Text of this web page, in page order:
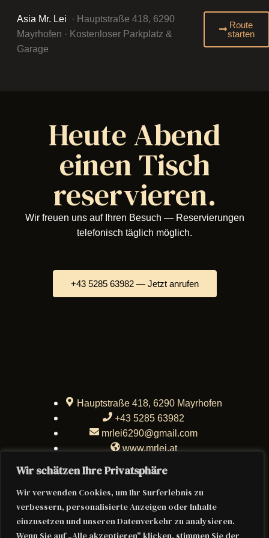
Wir schätzen Ihre Privatsphäre
Wir verwenden Cookies, um Ihr Surferlebnis zu
verbessern, personalisierte Anzeigen oder Inhalte
einzusetzen und unseren Datenverkehr zu analysieren.
Wenn Sie auf „Alle akzeptieren" klicken, stimmen Sie der
Asia Mr. Lei · Hauptstraße 418, 6290
Mayrhofen · Kostenloser Parkplatz &
Garage
Route
starten
Heute Abend
einen Tisch
reservieren.
Wir freuen uns auf Ihren Besuch — Reservierungen
telefonisch täglich möglich.
+43 5285 63982 — Jetzt anrufen
Hauptstraße 418, 6290 Mayrhofen
+43 5285 63982
mrlei6290@gmail.com
www.mrlei.at